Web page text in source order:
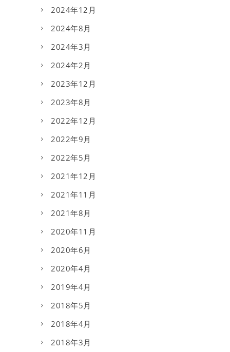
2024年12月
2024年8月
2024年3月
2024年2月
2023年12月
2023年8月
2022年12月
2022年9月
2022年5月
2021年12月
2021年11月
2021年8月
2020年11月
2020年6月
2020年4月
2019年4月
2018年5月
2018年4月
2018年3月